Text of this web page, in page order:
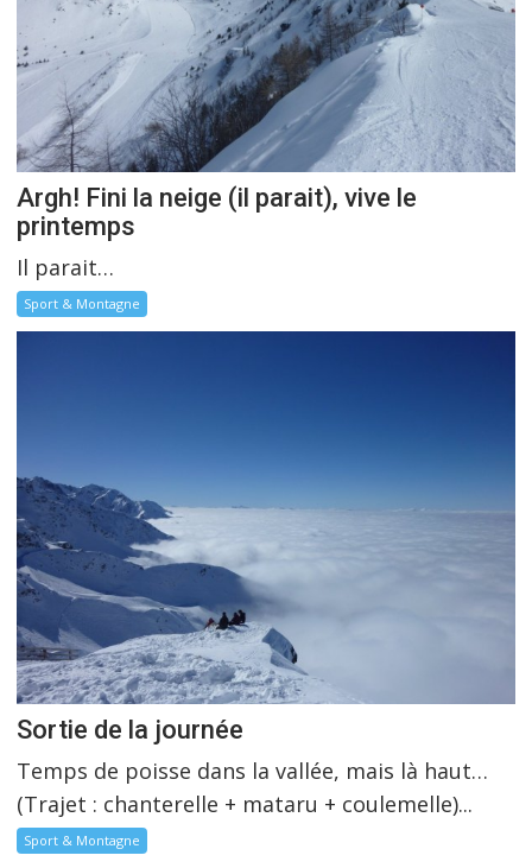
Argh! Fini la neige (il parait), vive le
printemps
Il parait…
Sport & Montagne
Sortie de la journée
Temps de poisse dans la vallée, mais là haut…
(Trajet : chanterelle + mataru + coulemelle)...
Sport & Montagne